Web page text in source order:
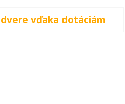
vďaka dotáciám